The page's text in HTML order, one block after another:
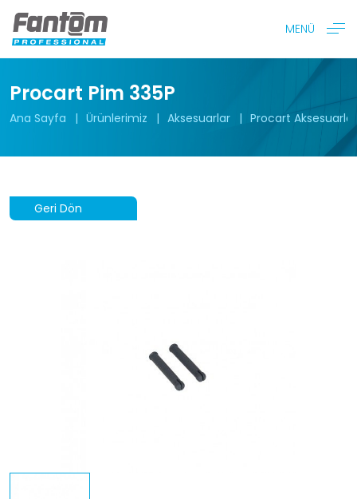
MENÜ
Procart Pim 335P
Ana Sayfa Ürünlerimiz Aksesuarlar Procart
Geri Dön